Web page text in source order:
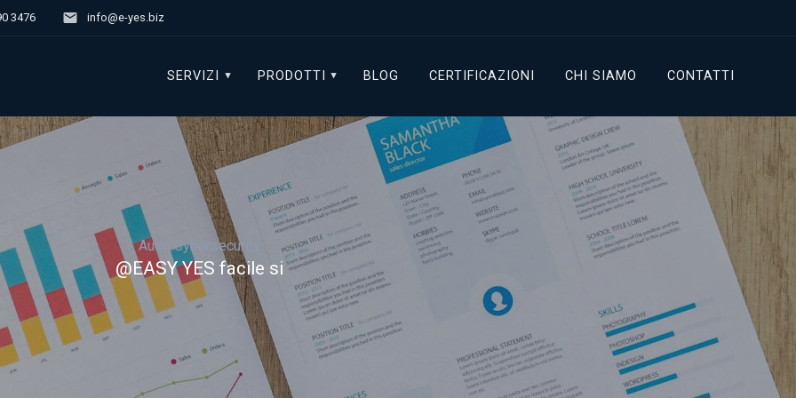
3476 info@e-yes.biz
SERVIZI PRODOTTI BLOG CERTIFICAZIONI CHI SIAMO CONTATTI
Audit Cybersecurity
@EASY YES facile si